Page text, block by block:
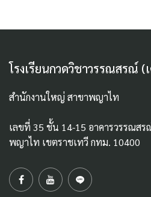
โรงเรียนกวดวิชาวรรณสรณ์ (
สำนักงานใหญ่ สาขาพญาไท
เลขที่ 35 ชั้น 14-15 อาคารวรรณ
พญาไท เขตราชเทวี กทม. 10400